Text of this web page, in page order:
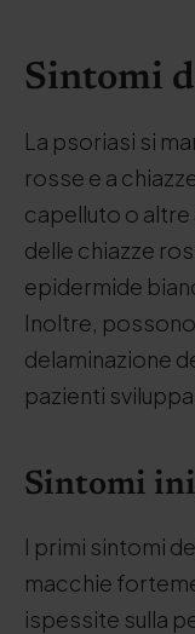
Sintomi
La psoriasi si
rosse e a
capelluto o
delle chiazze
epidermide
Inoltre,
delaminazione
pazienti
Sintomi
I primi sintomi
macchie
ispessite sulla